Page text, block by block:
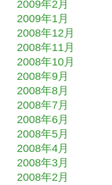
2009年2月
2009年1月
2008年12月
2008年11月
2008年10月
2008年9月
2008年8月
2008年7月
2008年6月
2008年5月
2008年4月
2008年3月
2008年2月